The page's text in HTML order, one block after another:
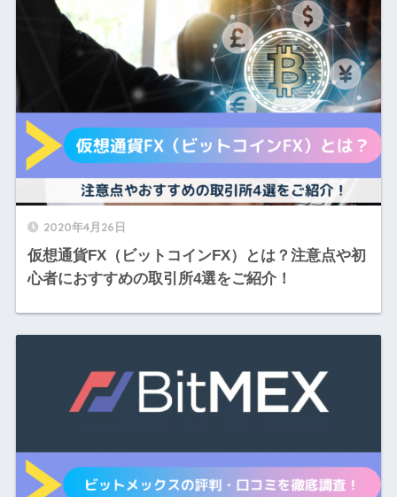
2020年4月26日
仮想通貨FX（ビットコインFX）とは？注意点や初
心者におすすめの取引所4選をご紹介！